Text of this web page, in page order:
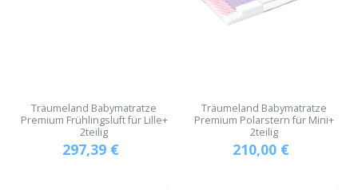
Träumeland Babymatratze
Premium Frühlingsluft für Lille+
2teilig
297,39 €
Träumeland Babymatratze
Premium Polarstern für Mini+
2teilig
210,00 €